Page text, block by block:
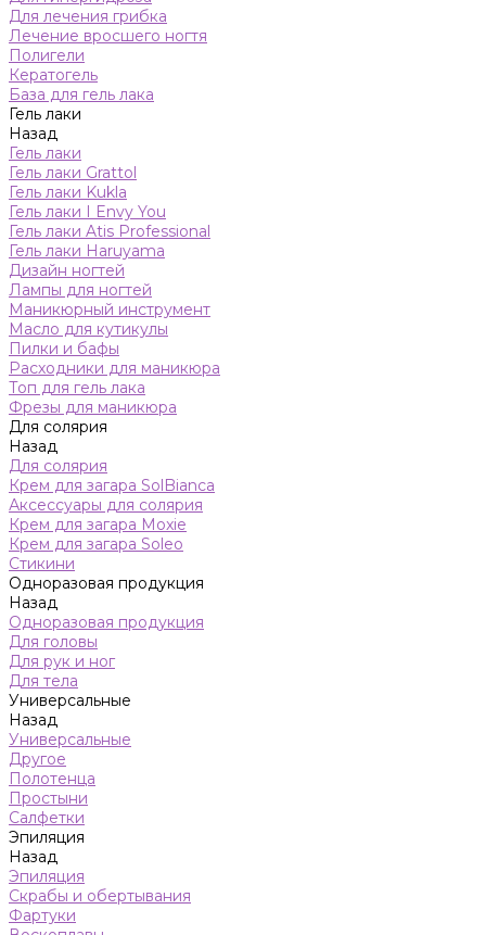
Для лечения грибка
Лечение вросшего ногтя
Полигели
Кератогель
База для гель лака
Гель лаки
Назад
Гель лаки
Гель лаки Grattol
Гель лаки Kukla
Гель лаки I Envy You
Гель лаки Atis Professional
Гель лаки Haruyama
Дизайн ногтей
Лампы для ногтей
Маникюрный инструмент
Масло для кутикулы
Пилки и бафы
Расходники для маникюра
Топ для гель лака
Фрезы для маникюра
Для солярия
Назад
Для солярия
Крем для загара SolBianca
Аксессуары для солярия
Крем для загара Moxie
Крем для загара Soleo
Стикини
Одноразовая продукция
Назад
Одноразовая продукция
Для головы
Для рук и ног
Для тела
Универсальные
Назад
Универсальные
Другое
Полотенца
Простыни
Салфетки
Эпиляция
Назад
Эпиляция
Скрабы и обертывания
Фартуки